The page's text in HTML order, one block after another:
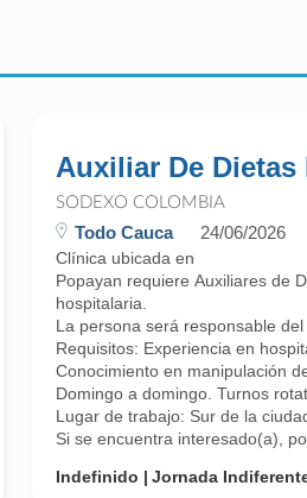
Auxiliar De
SODEXO COLOMBIA
Todo Cauca 24/06/2026
Clínica ubicada en
Popayan requiere Auxiliares de
hospitalaria.
La persona será responsable
Requisitos: Experiencia en
Conocimiento en manipulación
Domingo a domingo. Turnos
Lugar de trabajo: Sur de la
Si se encuentra interesado(a),
Indefinido
Jornada